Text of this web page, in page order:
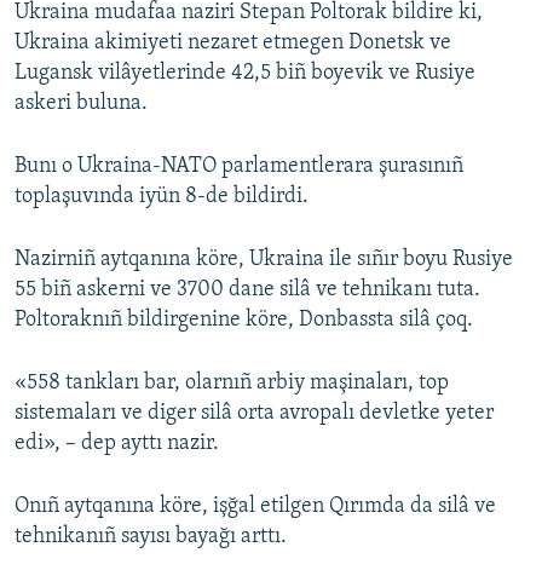
RFE/RS bütün saytları
Ukraina mudafaa naziri Stepan Poltorak bildire ki,
Ukraina akimiyeti nezaret etmegen Donetsk ve
Lugansk vilâyetlerinde 42,5 biñ boyevik ve Rusiye
askeri buluna.
Bunı o Ukraina-NATO parlamentlerara şurasınıñ
toplaşuvında iyün 8-de bildirdi.
Nazirniñ aytqanına köre, Ukraina ile sıñır boyu Rusiye
55 biñ askerni ve 3700 dane silâ ve tehnikanı tuta.
Poltoraknıñ bildirgenine köre, Donbassta silâ çoq.
«558 tankları bar, olarnıñ arbiy maşinaları, top
sistemaları ve diger silâ orta avropalı devletke yeter
edi», – dep ayttı nazir.
Onıñ aytqanına köre, işğal etilgen Qırımda da silâ ve
tehnikanıñ sayısı bayağı arttı.